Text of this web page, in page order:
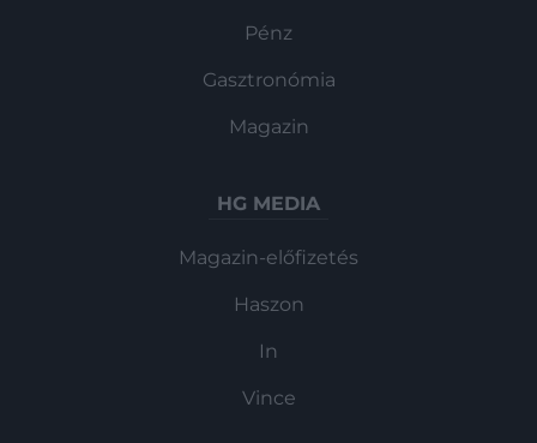
Pénz
Gasztronómia
Magazin
HG MEDIA
Magazin-előfizetés
Haszon
In
Vince